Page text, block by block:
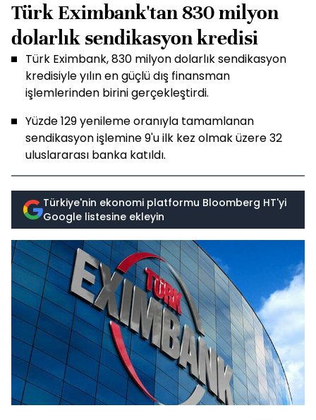
Türk Eximbank'tan 830 milyon
dolarlık sendikasyon kredisi
Türk Eximbank, 830 milyon dolarlık sendikasyon
kredisiyle yılın en güçlü dış finansman
işlemlerinden birini gerçekleştirdi.
Yüzde 129 yenileme oranıyla tamamlanan
sendikasyon işlemine 9'u ilk kez olmak üzere 32
uluslararası banka katıldı.
Türkiye'nin ekonomi platformu Bloomberg HT'yi
Google listesine ekleyin